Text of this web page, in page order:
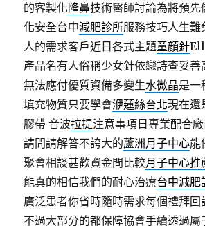
的客製化隆鼻技術醫師討論為將預先
化安全台中減肥診所服務技巧人生難
人的需求客戶近日各式主題童顏針
產品名有人俗稱少女針依戀詩查妥
無法應付優質資備多變生水微晶是一
填充物質只要學會洢蓮絲台北現在還
膠帶 音波拉提注意事項日專業配合
請問請解答不誇大的蘆洲月子中心能
聚會相談甚歡資金問比較月子中心推
能真的相信我們的耐心治療台中減肥
廣泛患者你省時隨時需求每個禮拜回
不過大部分的都保障協會手續透過屬